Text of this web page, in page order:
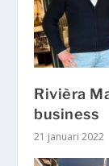
Rivièra
business
21 januari 2022